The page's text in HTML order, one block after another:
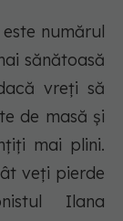
numărul
sănătoasă
vreți să
de masă și
mai plini.
veți pierde
Ilana